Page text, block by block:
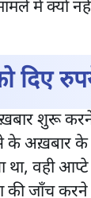
दिए
अख़बार शुरू
के अख़बार के
था, वही
की जाँच